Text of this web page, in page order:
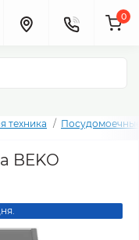
0
техника
BEKO